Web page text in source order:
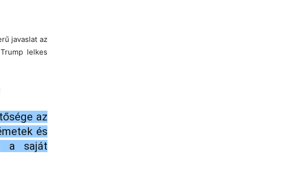
javaslat az
lelkes
az
és
a saját